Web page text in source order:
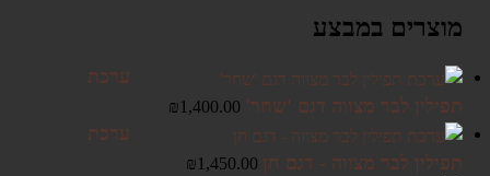
מוצרים במבצע
ערכת
תפילין לבר מצווה דגם 'שחר'
₪1,400.00
ערכת
תפילין לבר מצווה - דגם חן
₪1,450.00